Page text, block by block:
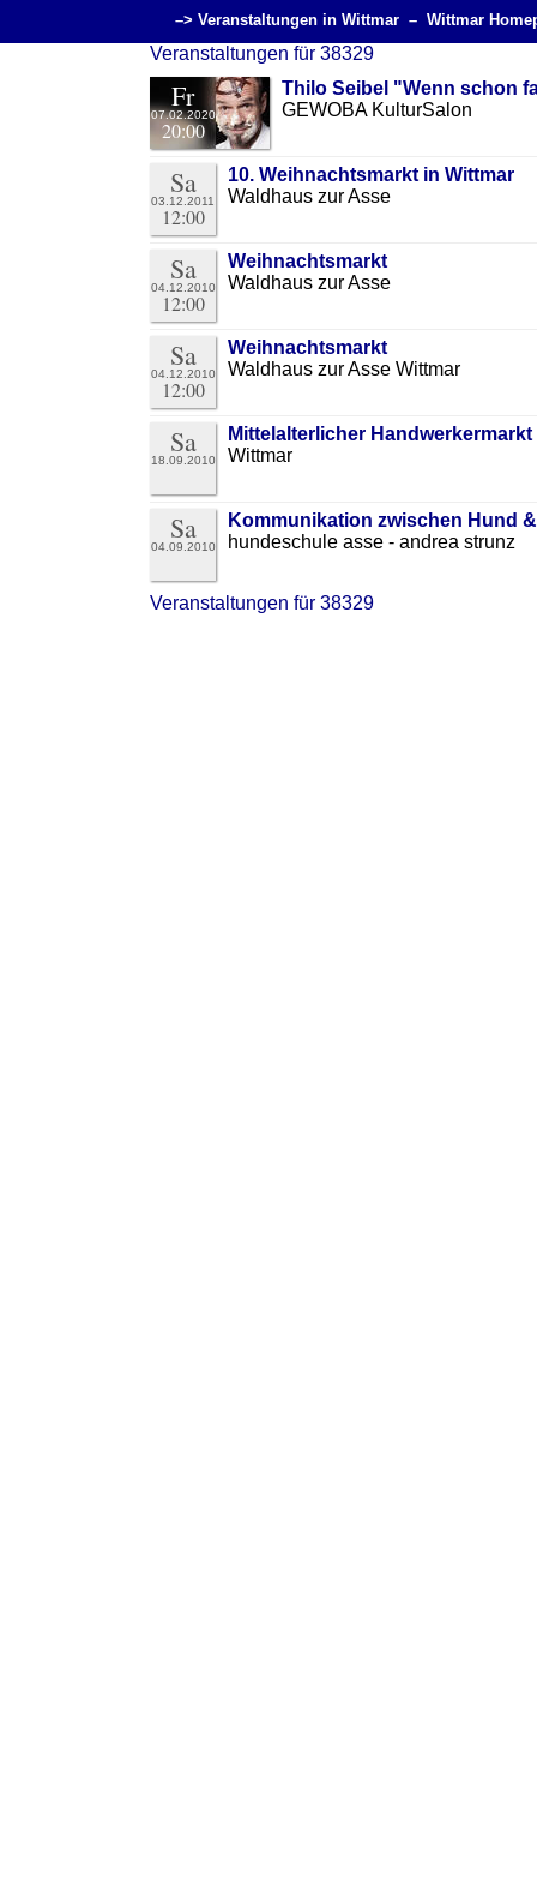
–> Veranstaltungen in Wittmar – Wittmar
Veranstaltungen für 38329
Fr
07.02.2020
20:00
Thilo Seibel "Wenn schon
GEWOBA KulturSalon
Sa
03.12.2011
12:00
10. Weihnachtsmarkt in Wittmar
Waldhaus zur Asse
Sa
04.12.2010
12:00
Weihnachtsmarkt
Waldhaus zur Asse
Sa
04.12.2010
12:00
Weihnachtsmarkt
Waldhaus zur Asse Wittmar
Sa
18.09.2010
Mittelalterlicher Handwerkermarkt
Wittmar
Sa
04.09.2010
Kommunikation zwischen Hund
hundeschule asse - andrea strunz
Veranstaltungen für 38329